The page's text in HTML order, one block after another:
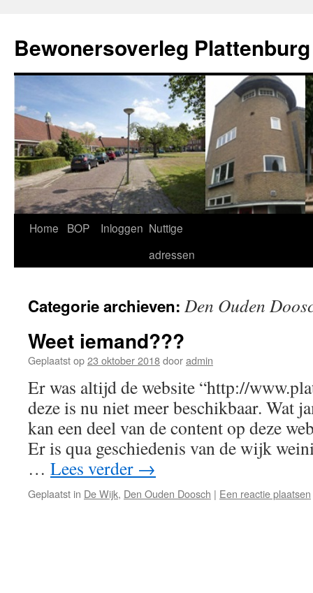
de
inhoud
Bewonersoverleg Plattenburg
Home BOP Inloggen Nuttige
adressen
Categorie archieven: Den Ouden
Weet iemand???
Geplaatst op23 oktober 2018dooradmin
Er was altijd de website “http://
deze is nu niet meer beschikbaar. Wat
kan een deel van de content op deze
Er is qua geschiedenis van de wijk
… Lees verder →
Geplaatst in De Wijk, Den Ouden Doosch | Een reactie plaatsen